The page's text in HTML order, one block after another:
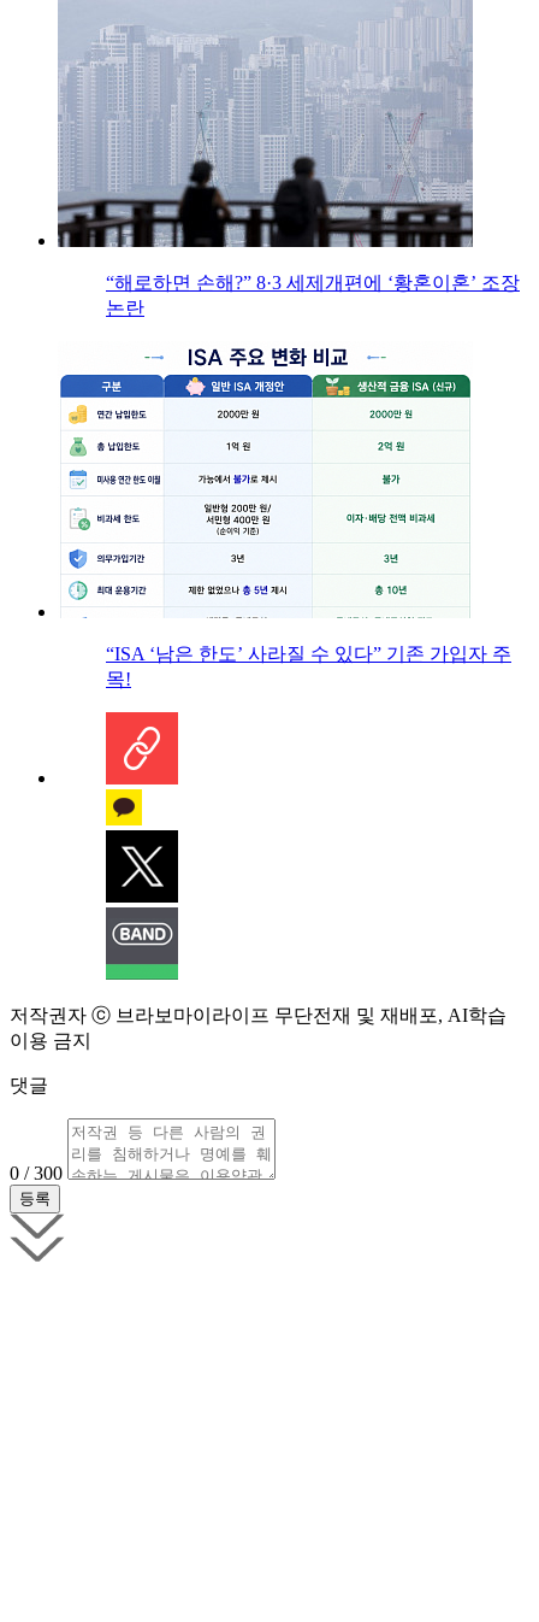
“해로하면 손해?” 8·3 세제개편에 ‘황혼이혼’ 조장
논란
“ISA ‘남은 한도’ 사라질 수 있다” 기존 가입자 주
목!
저작권자 ⓒ 브라보마이라이프 무단전재 및 재배포, AI학습
이용 금지
댓글
0 / 300